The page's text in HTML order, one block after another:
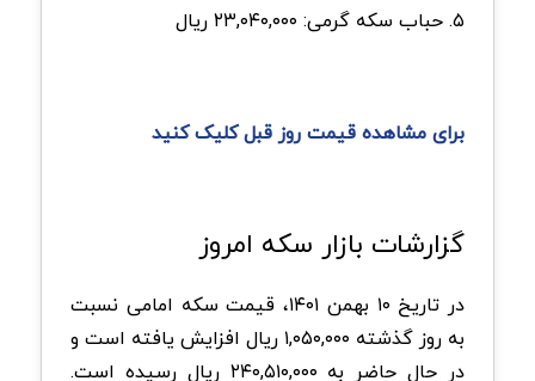
۵. حباب سکه گرمی: ۲۳,۰۴۰,۰۰۰ ریال
برای مشاهده قیمت روز قبل کلیک کنید
گزارشات بازار سکه امروز
در تاریخ ۱۰ بهمن ۱۴۰۱، قیمت سکه امامی نسبت
به روز گذشته ۱,۰۵۰,۰۰۰ ریال افزایش یافته است و
در حال حاضر به ۲۴۰,۵۱۰,۰۰۰ ریال رسیده است.